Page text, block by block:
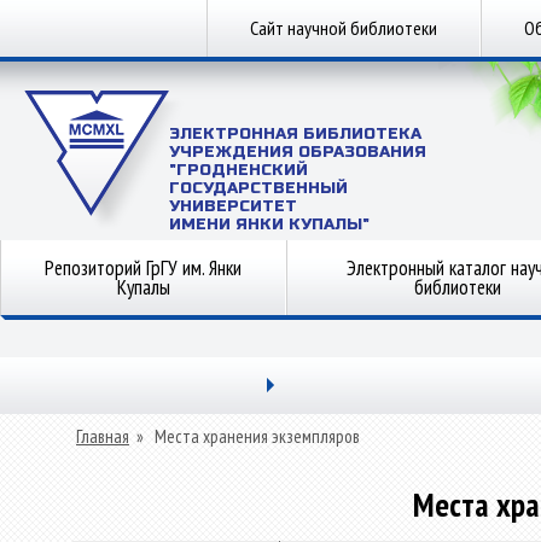
Сайт научной библиотеки
ЭЛЕКТРОННАЯ БИБЛИОТЕКА
УЧРЕЖДЕНИЯ ОБРАЗОВАНИЯ
"ГРОДНЕНСКИЙ
ГОСУДАРСТВЕННЫЙ
УНИВЕРСИТЕТ
ИМЕНИ ЯНКИ КУПАЛЫ"
Репозиторий ГрГУ им. Янки
Купалы
Электронный каталог
библиотеки
Главная » Места хранения экземпляров
Места